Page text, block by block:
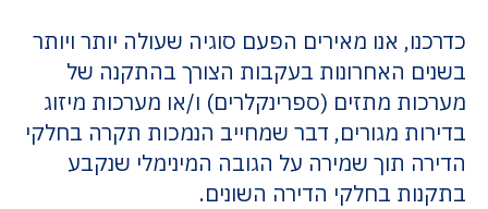
כדרכנו, אנו מאירים הפעם סוגיה שעולה יותר ויותר
בשנים האחרונות בעקבות הצורך בהתקנה של
מערכות מתזים (ספרינקלרים) ו/או מערכות מיזוג
בדירות מגורים, דבר שמחייב הנמכות תקרה בחלקי
הדירה תוך שמירה על הגובה המינימלי שנקבע
בתקנות בחלקי הדירה השונים.